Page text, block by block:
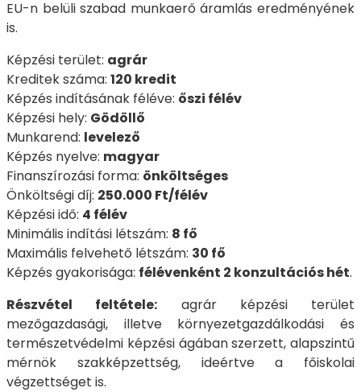
EU-n belüli szabad munkaerő áramlás eredményének
is.
Képzési terület: agrár
Kreditek száma: 120 kredit
Képzés indításának féléve: őszi félév
Képzési hely: Gödöllő
Munkarend: levelező
Képzés nyelve: magyar
Finanszírozási forma: önköltséges
Önköltségi díj: 250.000 Ft/félév
Képzési idő: 4 félév
Minimális indítási létszám: 8 fő
Maximális felvehető létszám: 30 fő
Képzés gyakorisága: félévenként 2 konzultációs hét.
Részvétel feltétele: agrár képzési terület
mezőgazdasági, illetve környezetgazdálkodási és
természetvédelmi képzési ágában szerzett, alapszintű
mérnök szakképzettség, ideértve a főiskolai
végzettséget is.